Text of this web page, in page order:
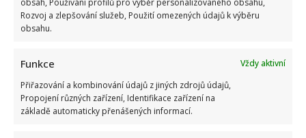
Rozvoj a zlepšování služeb, Použití omezených údajů k výběru
obsahu.
Funkce
Vždy aktivní
Přiřazování a kombinování údajů z jiných zdrojů údajů,
Propojení různých zařízení, Identifikace zařízení na
základě automaticky přenášených informací.
spisovatelka Halina Pawlowská sdílela na Instagramu
fotku se svým psem. Neměla ani...
more
about
Halina
Pawlowská
je
stále
štíhlejší